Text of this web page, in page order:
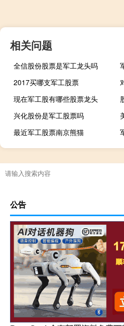
相关问题
全信股份股票是军工龙头吗
2017买哪支军工股票
现在军工股有哪些股票龙头
兴化股份是军工股票吗
最近军工股票南京熊猫
公告